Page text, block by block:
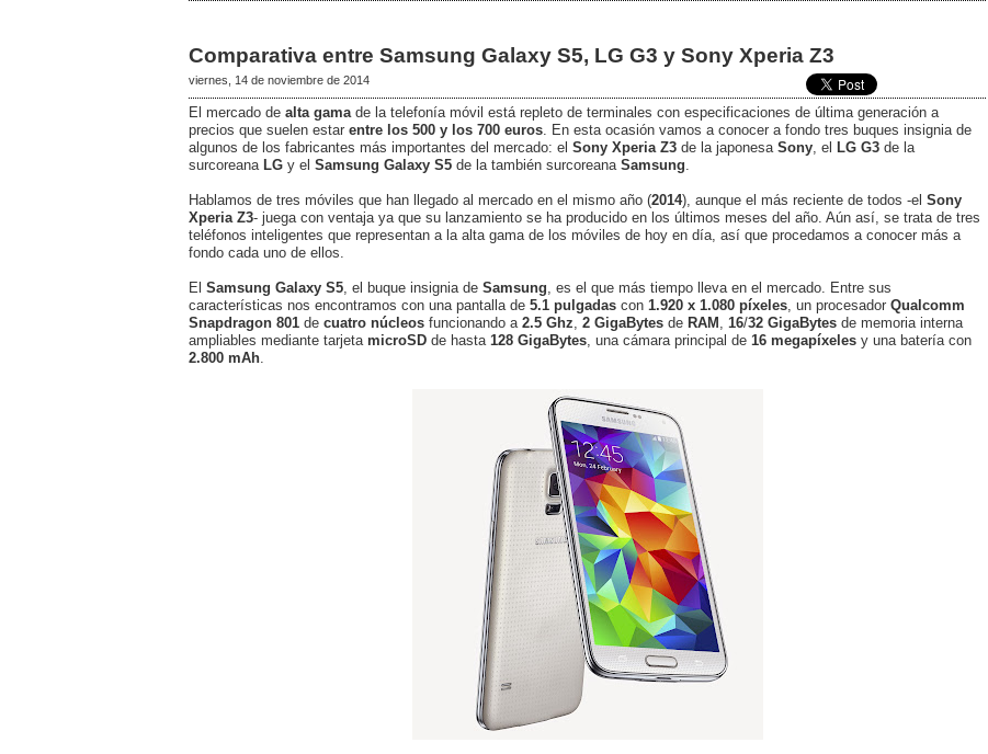
Comparativa entre Samsung Galaxy S5, LG G3 y Sony Xperia Z3
viernes, 14 de noviembre de 2014
El mercado de alta gama de la telefonía móvil está repleto de terminales con especificaciones de última generación a
precios que suelen estar entre los 500 y los 700 euros . En esta ocasión vamos a conocer a fondo tres buques insignia de
algunos de los fabricantes más importantes del mercado: el Sony Xperia Z3 de la japonesa Sony , el LG G3 de la
surcoreana LG y el Samsung Galaxy S5 de la también surcoreana Samsung
Hablamos de tres móviles que han llegado al mercado en el mismo año (2014), aunque el más reciente de todos -el Sony
Xperia Z3- juega con ventaja ya que su lanzamiento se ha producido en los últimos meses del año. Aún así, se trata de tres
teléfonos inteligentes que representan a la alta gama de los móviles de hoy en día, así que procedamos a conocer más a
fondo cada uno de ellos.
El Samsung Galaxy S5 , el buque insignia de Samsung , es el que más tiempo lleva en el mercado. Entre sus
características nos encontramos con una pantalla de 5.1 pulgadas con 1.920 x 1.080 píxeles , un procesador Qualcomm
Snapdragon 801 de cuatro núcleos funcionando a 2.5 Ghz 2 GigaBytes de RAM 16/32 GigaBytes de memoria interna
ampliables mediante tarjeta microSD de hasta 128 GigaBytes , una cámara principal de 16 megapíxeles y una batería con
2.800 mAh